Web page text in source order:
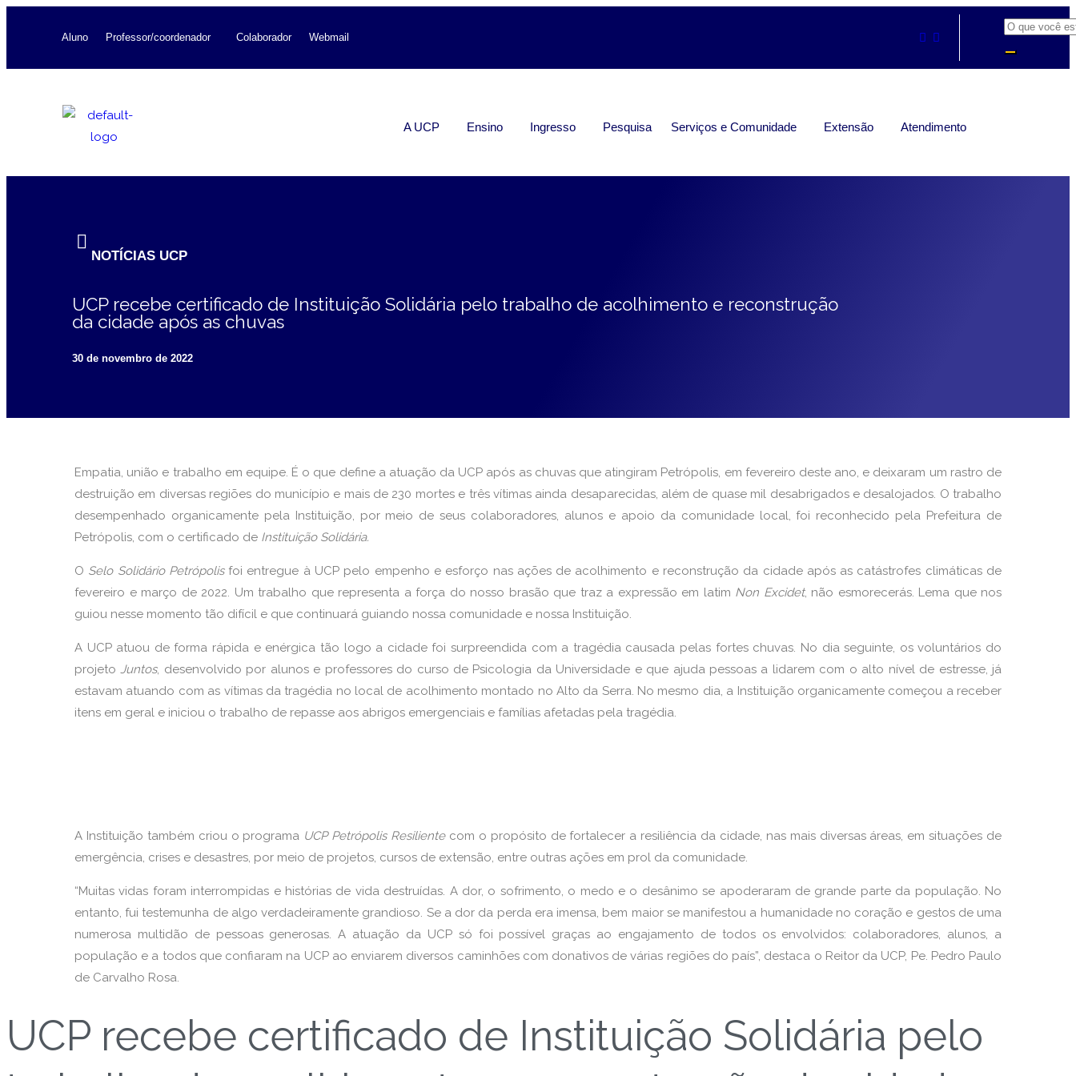
Aluno Professor/coordenador Colaborador Webmail
A UCP Ensino Ingresso Pesquisa Serviços e Comunidade Extensão Atendimento
NOTÍCIAS UCP
UCP recebe certificado de Instituição Solidária pelo trabalho de acolhimento e reconstrução
da cidade após as chuvas
30 de novembro de 2022
Empatia, união e trabalho em equipe. É o que define a atuação da UCP após as chuvas que atingiram Petrópolis, em fevereiro deste ano, e deixaram um rastro de
destruição em diversas regiões do município e mais de 230 mortes e três vítimas ainda desaparecidas, além de quase mil desabrigados e desalojados. O trabalho
desempenhado organicamente pela Instituição, por meio de seus colaboradores, alunos e apoio da comunidade local, foi reconhecido pela Prefeitura de
Petrópolis, com o certificado de Instituição Solidária.
O Selo Solidário Petrópolisfoi entregue à UCP pelo empenho e esforço nas ações de acolhimento e reconstrução da cidade após as catástrofes climáticas de
fevereiro e março de 2022. Um trabalho que representa a força do nosso brasão que traz a expressão em latim Non Excidet, não esmorecerás. Lema que nos
guiou nesse momento tão difícil e que continuará guiando nossa comunidade e nossa Instituição.
A UCP atuou de forma rápida e enérgica tão logo a cidade foi surpreendida com a tragédia causada pelas fortes chuvas. No dia seguinte, os voluntários do
projetoJuntos, desenvolvido por alunos e professores do curso de Psicologia da Universidade e que ajuda pessoas a lidarem com o alto nível de estresse, já
estavam atuando com as vítimas da tragédia no local de acolhimento montado no Alto da Serra. No mesmo dia, a Instituição organicamente começou a receber
itens em geral e iniciou o trabalho de repasse aos abrigos emergenciais e famílias afetadas pela tragédia.
A Instituição também criou o programa UCP Petrópolis Resilientecom o propósito de fortalecer a resiliência da cidade, nas mais diversas áreas, em situações de
emergência, crises e desastres, por meio de projetos, cursos de extensão, entre outras ações em prol da comunidade.
“Muitas vidas foram interrompidas e histórias de vida destruídas. A dor, o sofrimento, o medo e o desânimo se apoderaram de grande parte da população. No
entanto, fui testemunha de algo verdadeiramente grandioso. Se a dor da perda era imensa, bem maior se manifestou a humanidade no coração e gestos de uma
numerosa multidão de pessoas generosas. A atuação da UCP só foi possível graças ao engajamento de todos os envolvidos: colaboradores, alunos, a
população e a todos que confiaram na UCP ao enviarem diversos caminhões com donativos de várias regiões do país”, destaca o Reitor da UCP, Pe. Pedro Paulo
de Carvalho Rosa.
UCP recebe certificado de Instituição Solidária pelo